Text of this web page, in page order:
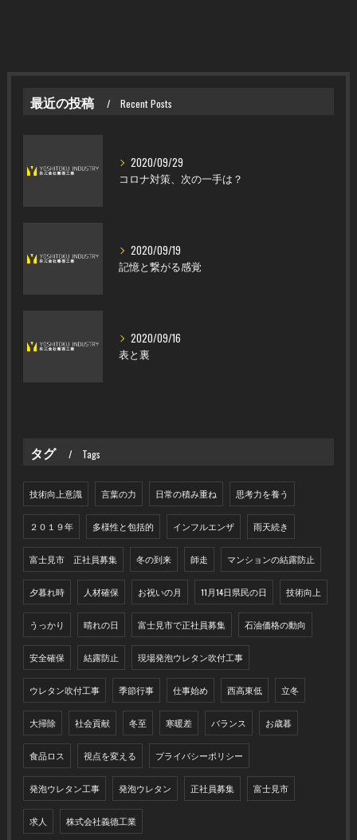
最近の投稿 Recent Posts
2020/09/29
コロナ対策、次の一手は？
2020/09/19
記憶と繋がる感覚
2020/09/16
表と裏
タグ Tags
技術向上意識 言葉の力 日常の積み重ね 思考力を養う
２０１９年 多様性と包括的 インフルエンザ 雨天続き
富士見市 正社員募集 冬の到来 師走 マンションの結露防止
夕暮れ時 人材確保 お祝いの月 11月14日県民の日 技術向上
うっかり 晴れの日 富士見市で正社員募集 石油価格の動向
安全確保 結露防止 現場発泡ウレタン吹付工事
ウレタン吹付工事 季節行事 仕事始め 西高東低 立冬
大掃除 社会貢献 冬至 寒暖差 バランス お歳暮
食品ロス 視点を変える プライバシーポリシー
発泡ウレタン工事 発泡ウレタン 正社員募集 富士見市
求人 株式会社義德工業